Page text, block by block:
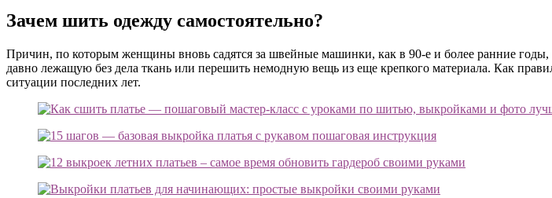
Зачем шить одежду самостоятельно?
Причин, по которым женщины вновь садятся за швейные машинки, как в 90-е и более ранние годы,
давно лежащую без дела ткань или перешить немодную вещь из еще крепкого материала. Как
ситуации последних лет.